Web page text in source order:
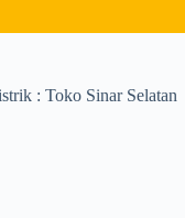
: Toko Sinar Selatan